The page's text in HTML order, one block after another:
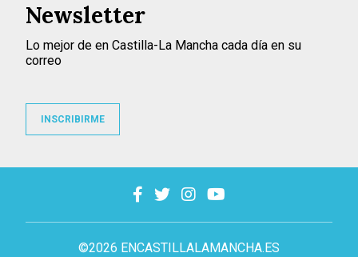
©2026 ENCASTILLALAMANCHA.ES
Newsletter
Lo mejor de en Castilla-La Mancha cada día en su
correo
INSCRIBIRME